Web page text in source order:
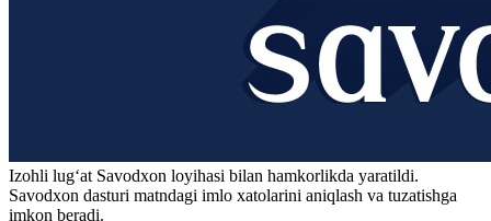
Izohli lugʻat Savodxon loyihasi bilan hamkorlikda yaratildi.
Savodxon dasturi matndagi imlo xatolarini aniqlash va tuzatishga
imkon beradi.